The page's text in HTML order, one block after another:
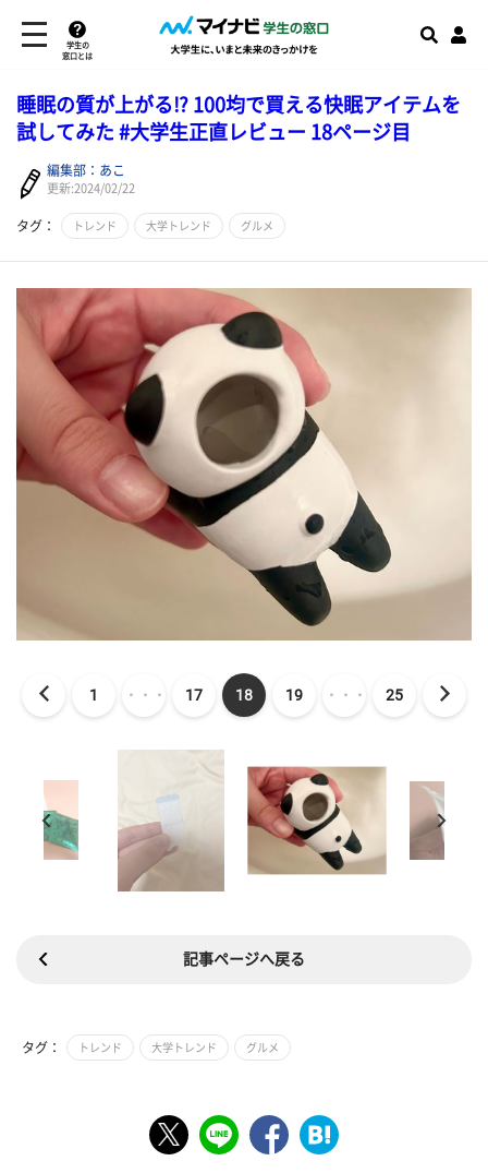
学生の
窓口とは
睡眠の質が上がる⁉ 100均で買える快眠アイテムを
試してみた #大学生正直レビュー 18ページ目
編集部：あこ
更新:2024/02/22
タグ： トレンド 大学トレンド グルメ
1 ・・・ 17 18 19 ・・・ 25
記事ページへ戻る
タグ： トレンド 大学トレンド グルメ